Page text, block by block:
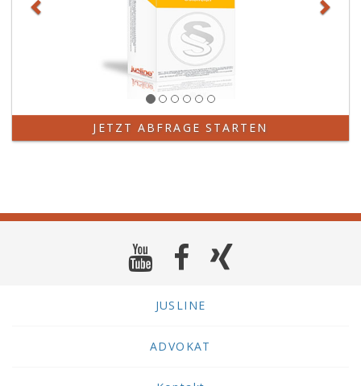
JETZT ABFRAGE STARTEN
JUSLINE
ADVOKAT